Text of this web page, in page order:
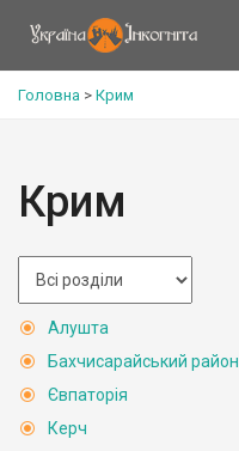
Головна > Крим
Крим
Алушта
Бахчисарайський район
Євпаторія
Керч